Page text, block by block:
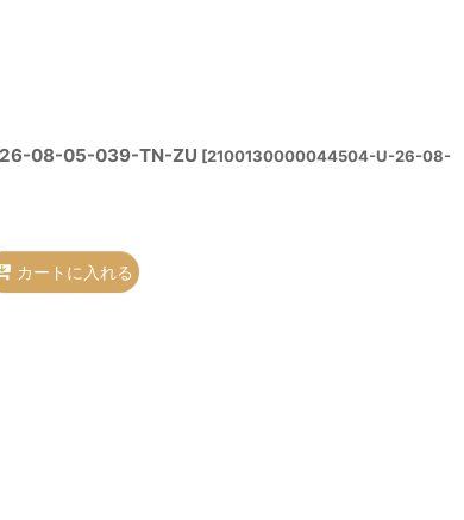
26-08-05-039-TN-ZU [2100130000044504-U-26-08-
カートに入れる